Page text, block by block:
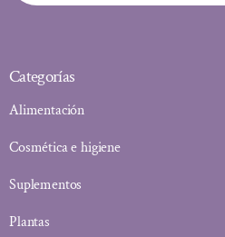
Categorías
Alimentación
Cosmética e higiene
Suplementos
Plantas